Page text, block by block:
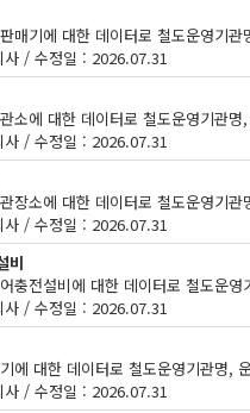
사 / 수정일 : 2026.07.31
사 / 수정일 : 2026.07.31
사 / 수정일 : 2026.07.31
비
사 / 수정일 : 2026.07.31
사 / 수정일 : 2026.07.31